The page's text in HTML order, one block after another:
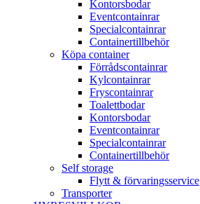
Kontorsbodar
Eventcontainrar
Specialcontainrar
Containertillbehör
Köpa container
Förrådscontainrar
Kylcontainrar
Fryscontainrar
Toalettbodar
Kontorsbodar
Eventcontainrar
Specialcontainrar
Containertillbehör
Self storage
Flytt & förvaringsservice
Transporter